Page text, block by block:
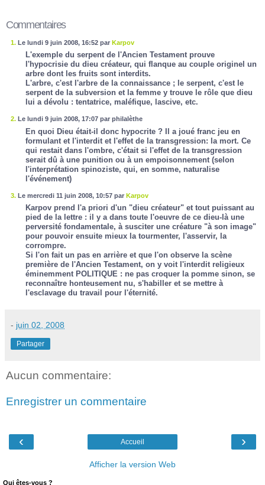
Commentaires
1. Le lundi 9 juin 2008, 16:52 par Karpov
L'exemple du serpent de l'Ancien Testament prouve
l'hypocrisie du dieu créateur, qui flanque au couple originel un
arbre dont les fruits sont interdits.
L'arbre, c'est l'arbre de la connaissance ; le serpent, c'est le
serpent de la subversion et la femme y trouve le rôle que dieu
lui a dévolu : tentatrice, maléfique, lascive, etc.
2. Le lundi 9 juin 2008, 17:07 par philalèthe
En quoi Dieu était-il donc hypocrite ? Il a joué franc jeu en
formulant et l'interdit et l'effet de la transgression: la mort. Ce
qui restait dans l'ombre, c'était si l'effet de la transgression
serait dû à une punition ou à un empoisonnement (selon
l'interprétation spinoziste, qui, en somme, naturalise
l'événement)
3. Le mercredi 11 juin 2008, 10:57 par Karpov
Karpov prend l'a priori d'un "dieu créateur" et tout puissant au
pied de la lettre : il y a dans toute l'oeuvre de ce dieu-là une
perversité fondamentale, à susciter une créature "à son image"
pour pouvoir ensuite mieux la tourmenter, l'asservir, la
corrompre.
Si l'on fait un pas en arrière et que l'on observe la scène
première de l'Ancien Testament, on y voit l'interdit religieux
éminemment POLITIQUE : ne pas croquer la pomme sinon, se
reconnaître honteusement nu, s'habiller et se mettre à
l'esclavage du travail pour l'éternité.
- juin 02, 2008
Partager
Aucun commentaire:
Enregistrer un commentaire
‹ ›
Accueil
Afficher la version Web
Qui êtes-vous ?